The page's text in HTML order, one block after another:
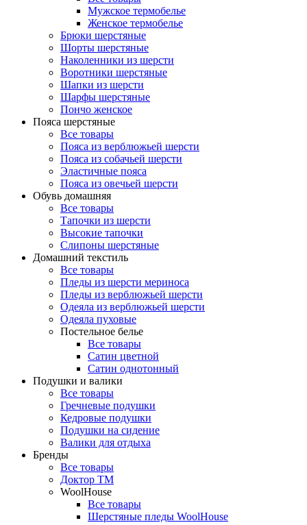
Мужское термобелье
Женское термобелье
Брюки шерстяные
Шорты шерстяные
Наколенники из шерсти
Воротники шерстяные
Шапки из шерсти
Шарфы шерстяные
Пончо женское
Пояса шерстяные
Все товары
Пояса из верблюжьей шерсти
Пояса из собачьей шерсти
Эластичные пояса
Пояса из овечьей шерсти
Обувь домашняя
Все товары
Тапочки из шерсти
Высокие тапочки
Слипоны шерстяные
Домашний текстиль
Все товары
Пледы из шерсти мериноса
Пледы из верблюжьей шерсти
Одеяла из верблюжьей шерсти
Одеяла пуховые
Постельное белье
Все товары
Сатин цветной
Сатин однотонный
Подушки и валики
Все товары
Гречневые подушки
Кедровые подушки
Подушки на сидение
Валики для отдыха
Бренды
Все товары
Доктор ТМ
WoolHouse
Все товары
Шерстяные пледы WoolHouse